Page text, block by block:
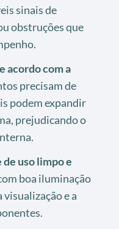
sinais de
obstruções que
acordo com a
precisam de
podem expandir
prejudicando o
uso limpo e
boa iluminação
e a